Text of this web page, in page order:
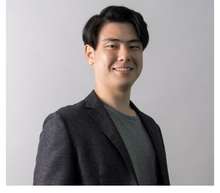
何らかのコーディング規約をチーム全体で遵守するよ
提出されたコードには自動的にリグレッションテスト
が実行される環境が構築されている
ほとんどの機能に受け入れテストを記述、実施してい
機能の実装と同時にテストコードを記述している
想定される複数環境での品質チェックを義務づけてい
アジャイル実践状況